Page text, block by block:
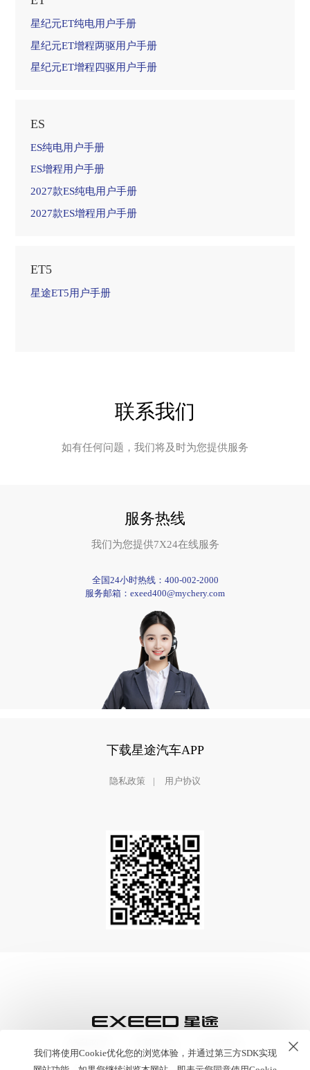
星纪元ET纯电用户手册
星纪元ET增程两驱用户手册
星纪元ET增程四驱用户手册
ES
ES纯电用户手册
ES增程用户手册
2027款ES纯电用户手册
2027款ES增程用户手册
ET5
星途ET5用户手册
联系我们
如有任何问题，我们将及时为您提供服务
服务热线
我们为您提供7X24在线服务
全国24小时热线： 400-002-2000
服务邮箱： exeed400@mychery.com
下载星途汽车APP
隐私政策 | 用户协议
我们将使用Cookie优化您的浏览体验，并通过第三方SDK实现